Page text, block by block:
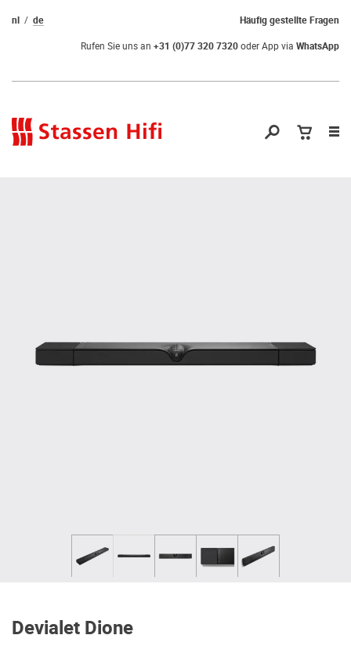
Häufig gestellte Fragen
nl de
Rufen Sie uns an +31 (0)77 320 7320oder App via WhatsApp
Devialet Dione